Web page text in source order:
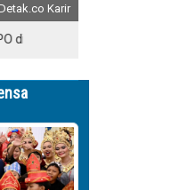
Karir
Said Bakal Terhubung